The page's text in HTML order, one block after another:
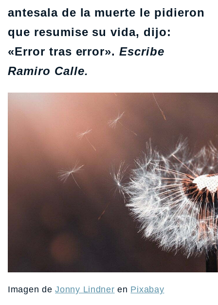
antesala de la muerte le pidieron
que resumise su vida, dijo:
«Error tras error». Escribe
Ramiro Calle.
Imagen deJonny Lindner en Pixabay